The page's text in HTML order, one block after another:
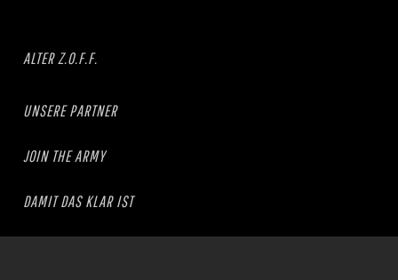
ALTER Z.O.F.F.
UNSERE PARTNER
JOIN THE ARMY
DAMIT DAS KLAR IST